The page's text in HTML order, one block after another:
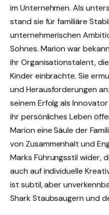
im Unternehmen. Als
stand sie für familiäre
unternehmerischen
Sohnes. Marion war
ihr Organisationstalent,
Kinder einbrachte. Sie
und Herausforderungen
seinem Erfolg als
ihr persönliches Leben
Marion eine Säule der
von Zusammenhalt und
Marks Führungsstil wider,
auch auf individuelle
ist subtil, aber
Shark Staubsaugern und